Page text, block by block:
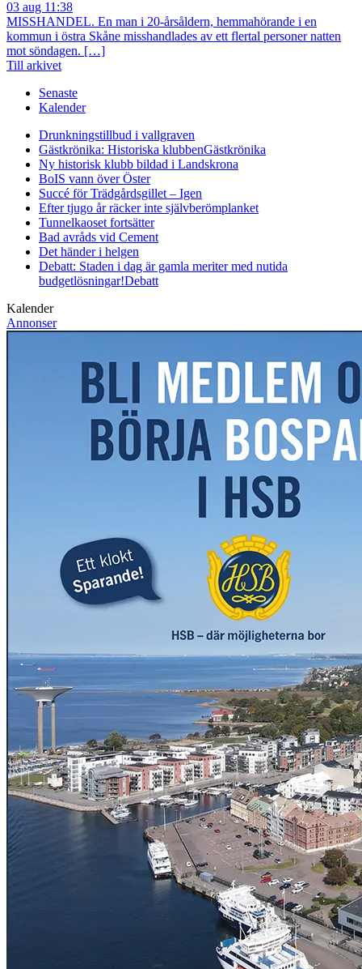
03 aug 11:38
MISSHANDEL. En man i 20-årsåldern, hemmahörande i en
kommun i östra Skåne misshandlades av ett flertal personer natten
mot söndagen. […]
Till arkivet
Senaste
Kalender
Drunkningstillbud i vallgraven
Gästkrönika: Historiska klubbenGästkrönika
Ny historisk klubb bildad i Landskrona
BoIS vann över Öster
Succé för Trädgårdsgillet – Igen
Efter tjugo år räcker inte självberömplanket
Tunnelkaoset fortsätter
Bad avråds vid Cement
Det händer i helgen
Debatt: Staden i dag är gamla meriter med nutida
budgetlösningar!Debatt
Kalender
Annonser